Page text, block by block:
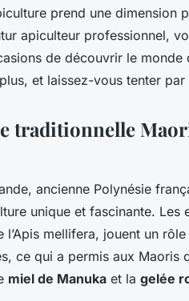
prend une dimension
apiculteur professionnel,
de découvrir le monde
et laissez-vous tenter
traditionnelle
ancienne Polynésie
unique et fascinante. Les
l’Apis mellifera, jouent un
ce qui a permis aux Maoris
miel de Manuka et la gelée